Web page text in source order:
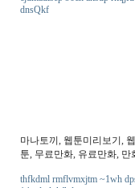
dnsQkf
마나토끼, 웹툰미리보기,
툰, 무료만화, 유료만화,
thfkdml rmflvmxjtm ~1wh